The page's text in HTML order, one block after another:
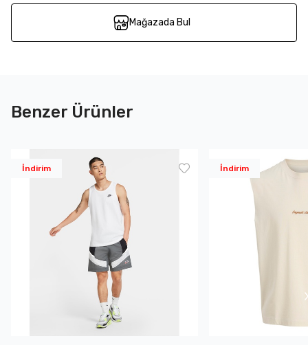
Mağazada Bul
Benzer Ürünler
İndirim İndirim